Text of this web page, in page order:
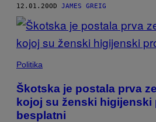
12.01.20OD JAMES GREIG
Politika
Škotska je postala prva
kojoj su ženski higijenski
besplatni